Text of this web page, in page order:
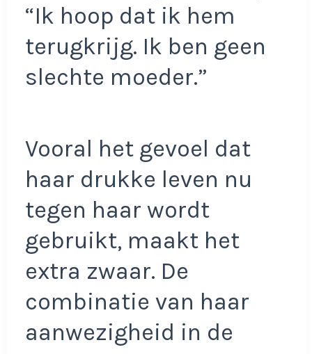
“Ik hoop dat ik hem
terugkrijg. Ik ben geen
slechte moeder.”
Vooral het gevoel dat
haar drukke leven nu
tegen haar wordt
gebruikt, maakt het
extra zwaar. De
combinatie van haar
aanwezigheid in de